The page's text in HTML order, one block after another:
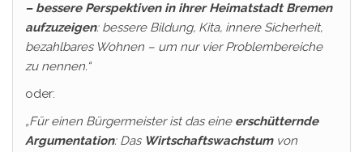
– bessere Perspektiven in ihrer Heimatstadt Bremen
aufzuzeigen: bessere Bildung, Kita, innere Sicherheit,
bezahlbares Wohnen – um nur vier Problembereiche
zu nennen.“
oder:
„Für einen Bürgermeister ist das eine erschütternde
Argumentation: Das Wirtschaftswachstumvon